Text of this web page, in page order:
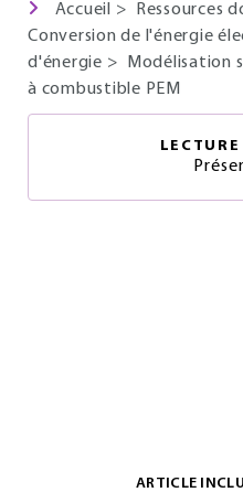
Accueil > Ressources
Conversion de l'énergie
d'énergie >
Modélisation
à combustible PEM
ARTICLE